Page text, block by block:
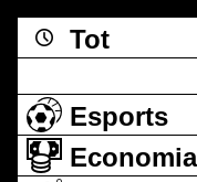
Tot
Esports
Economia